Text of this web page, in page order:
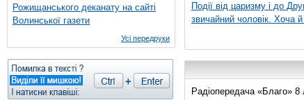
Рожищанського деканату на сайті
Волинської газети
Усі передруки
Події від царизму і до
звичайний чоловік. Хоча
Радіопередача «Благо» 8